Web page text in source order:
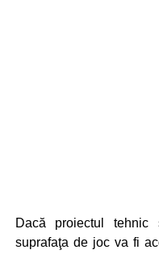
Dacă proiectul
suprafaţa de joc va fi